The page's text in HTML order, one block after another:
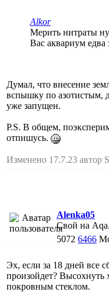
Alkor
Мерить нитраты
Вас аквариум
Думал, что внесение
вспышку по азотистым,
уже запущен.
P.S. В общем,
отпишусь.
Изменено 17.7.23 автор
Alenka05
Свой на
5072 6466
Эх, если за 18 дней все
произойдет? Высохнуть
покровным стеклом.